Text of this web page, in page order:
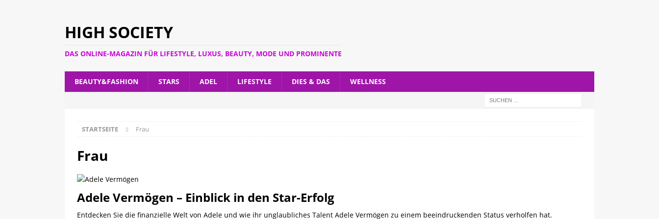
HIGH SOCIETY
DAS ONLINE-MAGAZIN FÜR LIFESTYLE, LUXUS, BEAUTY, MODE UND PROMINENTE
BEAUTY&FASHION STARS ADEL LIFESTYLE DIES & DAS WELLNESS
STARTSEITE Frau
Frau
Adele Vermögen – Einblick in den Star-Erfolg
Entdecken Sie die finanzielle Welt von Adele und wie ihr unglaubliches Talent Adele Vermögen zu einem beeindruckenden Status verholfen hat.